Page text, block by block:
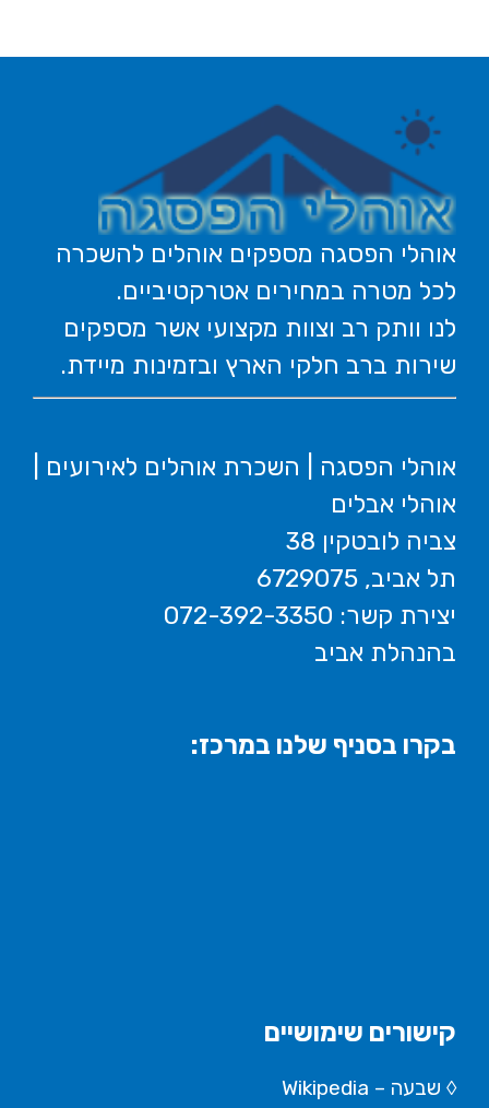
אוהלי הפסגה מספקים אוהלים להשכרה
לכל מטרה במחירים אטרקטיביים.
לנו וותק רב וצוות מקצועי אשר מספקים
שירות ברב חלקי הארץ ובזמינות מיידת.
אוהלי הפסגה | השכרת אוהלים לאירועים |
אוהלי אבלים
צביה לובטקין 38
תל אביב, 6729075
יצירת קשר: 072-392-3350
בהנהלת אביב
בקרו בסניף שלנו במרכז:
קישורים שימושיים
◊ שבעה – Wikipedia